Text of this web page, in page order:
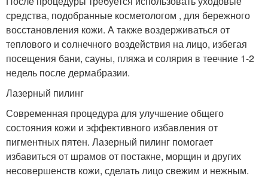
средства, подобранные косметологом , для бережного
восстановления кожи. А также воздерживаться от
теплового и солнечного воздействия на лицо, избегая
посещения бани, сауны, пляжа и солярия в теечние 1-2
недель после дермабразии.
Лазерный пилинг
Современная процедура для улучшение общего
состояния кожи и эффективного избавления от
пигментных пятен. Лазерный пилинг помогает
избавиться от шрамов от постакне, морщин и других
несовершенств кожи, сделать лицо свежим и нежным.